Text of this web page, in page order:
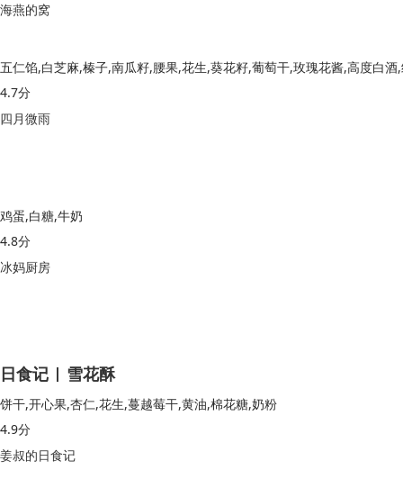
海燕的窝
4.7分
四月微雨
鸡蛋,白糖,牛奶
4.8分
冰妈厨房
日食记 | 雪花酥
饼干,开心果,杏仁,花生,蔓越莓干,黄油,棉花糖,奶粉
4.9分
姜叔的日食记